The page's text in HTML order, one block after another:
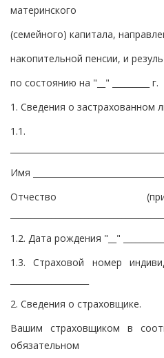
материнского
(семейного) капитала,
накопительной пенсии, и
по состоянию на "__" _________ г.
1. Сведения о застрахованном
1.1.
Имя
Отчество
1.2. Дата рождения "__"
1.3. Страховой номер
2. Сведения о страховщике.
Вашим страховщиком в
обязательном